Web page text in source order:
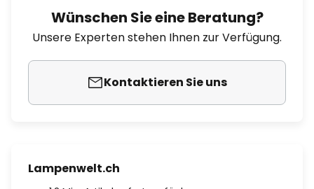
Wünschen Sie eine Beratung?
Unsere Experten stehen Ihnen zur Verfügung.
Kontaktieren Sie uns
Lampenwelt.ch